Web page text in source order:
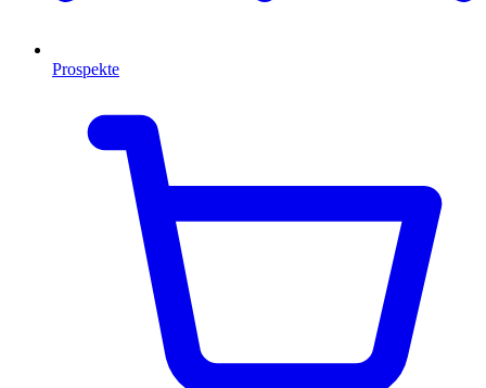
Prospekte